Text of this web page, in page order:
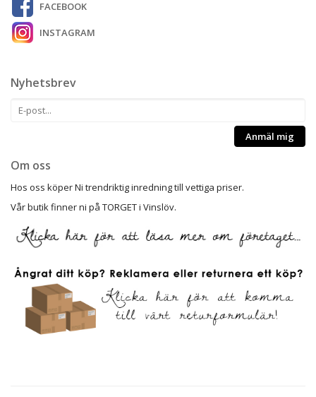
FACEBOOK
INSTAGRAM
Nyhetsbrev
Anmäl mig
Om oss
Hos oss köper Ni trendriktig inredning till vettiga priser.
Vår butik finner ni på TORGET i Vinslöv.